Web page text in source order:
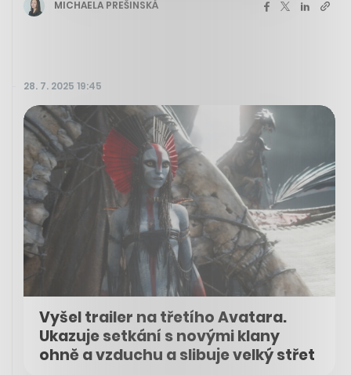
MICHAELA PREŠINSKÁ
28. 7. 2025 19:45
Vyšel trailer na třetího Avatara.
Ukazuje setkání s novými klany
ohně a vzduchu a slibuje velký střet